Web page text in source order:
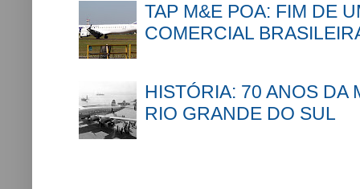
TAP M&E POA: FIM DE
COMERCIAL
HISTÓRIA: 70 ANOS DA
RIO GRANDE DO SUL